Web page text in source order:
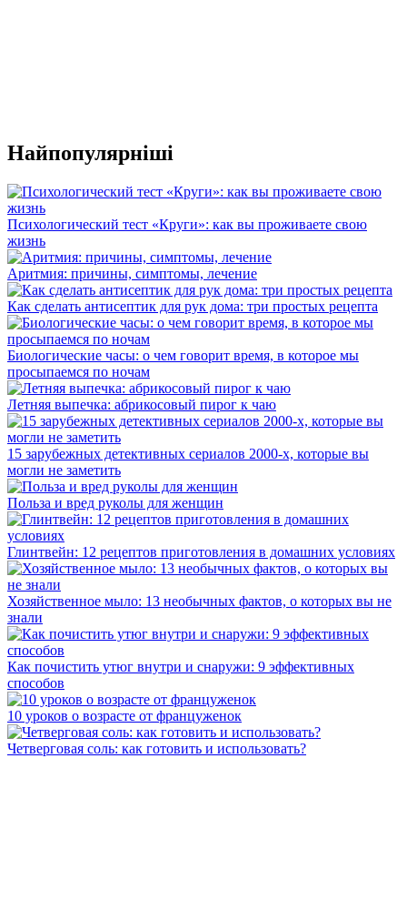
Найпопулярніші
Психологический тест «Круги»: как вы проживаете свою
жизнь
Аритмия: причины, симптомы, лечение
Как сделать антисептик для рук дома: три простых рецепта
Биологические часы: о чем говорит время, в которое мы
просыпаемся по ночам
Летняя выпечка: абрикосовый пирог к чаю
15 зарубежных детективных сериалов 2000-х, которые вы
могли не заметить
Польза и вред руколы для женщин
Глинтвейн: 12 рецептов приготовления в домашних условиях
Хозяйственное мыло: 13 необычных фактов, о которых вы не
знали
Как почистить утюг внутри и снаружи: 9 эффективных
способов
10 уроков о возрасте от француженок
Четверговая соль: как готовить и использовать?